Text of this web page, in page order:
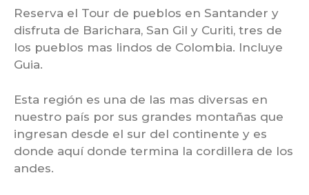
Reserva el Tour de pueblos en Santander y
disfruta de Barichara, San Gil y Curiti, tres de
los pueblos mas lindos de Colombia. Incluye
Guia.
Esta región es una de las mas diversas en
nuestro país por sus grandes montañas que
ingresan desde el sur del continente y es
donde aquí donde termina la cordillera de los
andes.